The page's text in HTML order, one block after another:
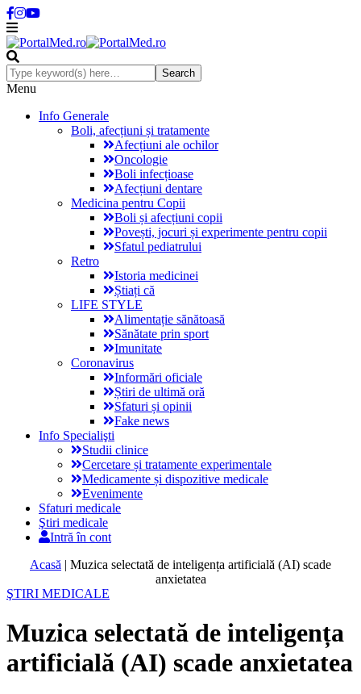
Menu
Info Generale
Boli, afecțiuni și tratamente
Afecțiuni ale ochilor
Oncologie
Boli infecțioase
Afecțiuni dentare
Medicina pentru Copii
Boli și afecțiuni copii
Povești, jocuri și experimente pentru copii
Sfatul pediatrului
Retro
Istoria medicinei
Știați că
LIFE STYLE
Alimentație sănătoasă
Sănătate prin sport
Imunitate
Coronavirus
Informări oficiale
Știri de ultimă oră
Sfaturi și opinii
Fake news
Info Specialişti
Studii clinice
Cercetare și tratamente experimentale
Medicamente și dispozitive medicale
Evenimente
Sfaturi medicale
Ştiri medicale
Intră în cont
Acasă | Muzica selectată de inteligența artificială (AI) scade
anxietatea
ŞTIRI MEDICALE
Muzica selectată de inteligența
artificială (AI) scade anxietatea